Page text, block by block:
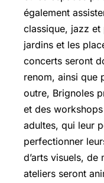
également
classique, jazz
jardins et les
concerts seront
renom, ainsi que
outre, Brignoles
et des
adultes, qui leur
perfectionner
d’arts visuels, de
ateliers seront